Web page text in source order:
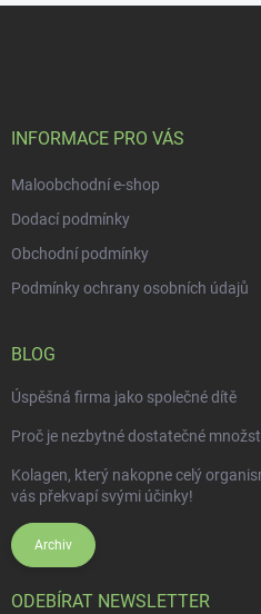
INFORMACE PRO VÁS
Maloobchodní e-shop
Dodací podmínky
Obchodní podmínky
Podmínky ochrany osobních údajů
BLOG
Úspěšná firma jako společné dítě
Proč je nezbytné dostatečné
Kolagen, který nakopne celý
vás překvapí svými účinky!
Archiv
ODEBÍRAT NEWSLETTER